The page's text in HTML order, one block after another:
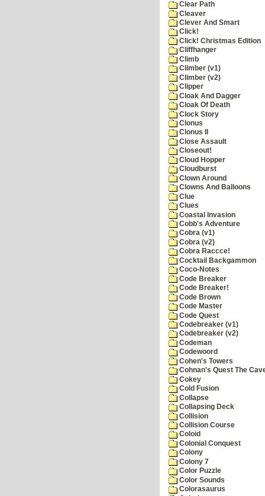
Clear Path
Cleaver
Clever And Smart
Click!
Click! Christmas Edition
Cliffhanger
Climb
Climber (v1)
Climber (v2)
Clipper
Cloak And Dagger
Cloak Of Death
Clock Story
Clonus
Clonus II
Close Assault
Closeout!
Cloud Hopper
Cloudburst
Clown Around
Clowns And Balloons
Clue
Clues
Coastal Invasion
Cobb's Adventure
Cobra (v1)
Cobra (v2)
Cobra Raccce!
Cocktail Backgammon
Coco-Notes
Code Breaker
Code Breaker!
Code Brown
Code Master
Code Quest
Codebreaker (v1)
Codebreaker (v2)
Codeman
Codewoord
Cohen's Towers
Cohnan's Quest The
Cokey
Cold Fusion
Collapse
Collapsing Deck
Collision
Collision Course
Coloid
Colonial Conquest
Colony
Colony 7
Color Puzzle
Color Sounds
Colorasaurus